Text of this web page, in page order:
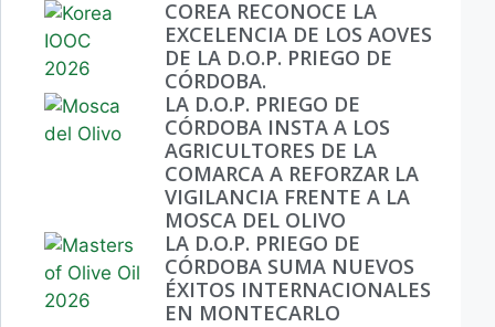
COREA RECONOCE LA
EXCELENCIA DE LOS AOVES
DE LA D.O.P. PRIEGO DE
CÓRDOBA.
LA D.O.P. PRIEGO DE
CÓRDOBA INSTA A LOS
AGRICULTORES DE LA
COMARCA A REFORZAR LA
VIGILANCIA FRENTE A LA
MOSCA DEL OLIVO
LA D.O.P. PRIEGO DE
CÓRDOBA SUMA NUEVOS
ÉXITOS INTERNACIONALES
EN MONTECARLO